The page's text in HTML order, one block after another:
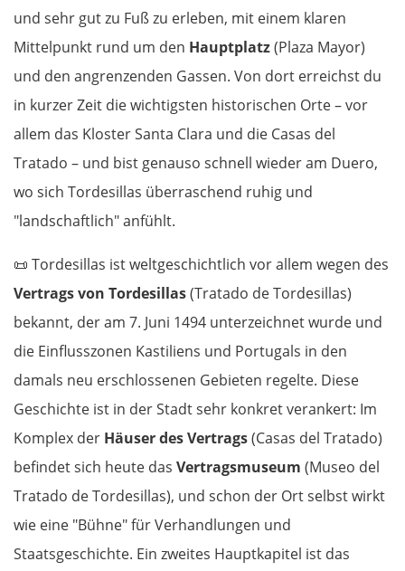
und sehr gut zu Fuß zu erleben, mit einem klaren
Mittelpunkt rund um den Hauptplatz(Plaza Mayor)
und den angrenzenden Gassen. Von dort erreichst du
in kurzer Zeit die wichtigsten historischen Orte – vor
allem das Kloster Santa Clara und die Casas del
Tratado – und bist genauso schnell wieder am Duero,
wo sich Tordesillas überraschend ruhig und
"landschaftlich" anfühlt.
📜 Tordesillas ist weltgeschichtlich vor allem wegen des
Vertrags von Tordesillas(Tratado de Tordesillas)
bekannt, der am 7. Juni 1494 unterzeichnet wurde und
die Einflusszonen Kastiliens und Portugals in den
damals neu erschlossenen Gebieten regelte. Diese
Geschichte ist in der Stadt sehr konkret verankert: Im
Komplex der Häuser des Vertrags(Casas del Tratado)
befindet sich heute das Vertragsmuseum (Museo del
Tratado de Tordesillas), und schon der Ort selbst wirkt
wie eine "Bühne" für Verhandlungen und
Staatsgeschichte. Ein zweites Hauptkapitel ist das